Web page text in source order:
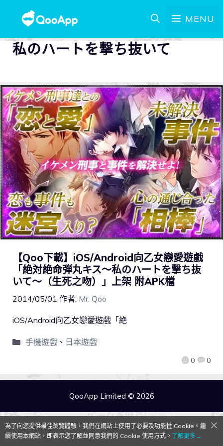
MENU
私のハートを撃ち抜いて
【Qoo下載】iOS/Android向乙女戀愛遊戲
「絶対絶命弾丸キス～私のハートを撃ち抜
いて～（生死之吻）」上架 附APK檔
2014/05/01 作者: Mr. Qoo
0 0
iOS/Android向乙女戀愛遊戲「絶
手機遊戲、 日本遊戲
QooApp Limited © 2026
為了向您提供最佳瀏覽體驗，我們在網站上使用了必要及功能性 Cookie。繼
續使用本網站，即表示您了解並同意我們的 Cookie 使用方式。 了解更多→